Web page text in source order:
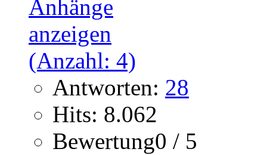
Antworten: 28
Hits: 8.062
Bewertung0 / 5